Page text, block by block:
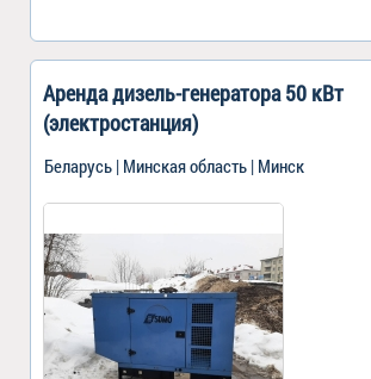
Аренда дизель-генератора 50 кВт
(электростанция)
Беларусь | Минская область | Минск